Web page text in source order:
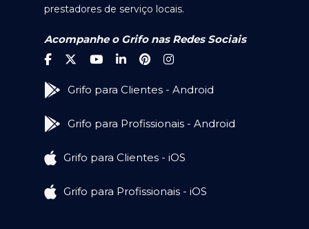
prestadores de serviço locais.
Acompanhe o Grifo nas Redes Sociais
Grifo para Clientes - Android
Grifo para Profissionais - Android
Grifo para Clientes - iOS
Grifo para Profissionais - iOS